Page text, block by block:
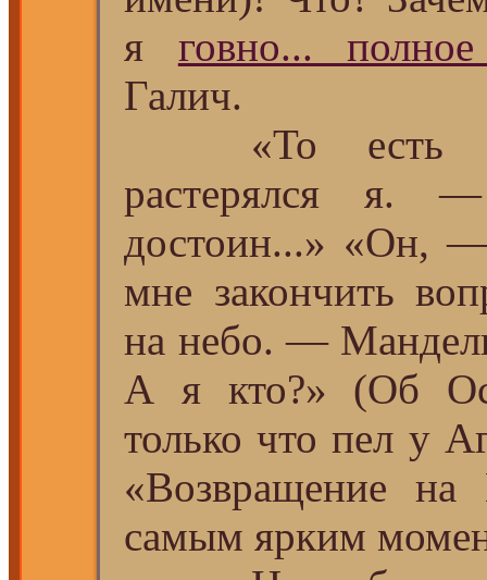
я говно...
Галич.
«То есть
растерялся я.
достоин...» «Он, ―
мне закончить
на небо. ―
А я кто?» (Об
только что пел у
«Возвращение
самым ярким